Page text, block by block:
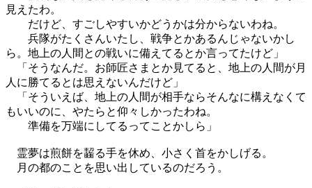
見えたわ。
だけど、すごしやすいかどうかは分からないわね。
兵隊がたくさんいたし、戦争とかあるんじゃないかし
ら。地上の人間との戦いに備えてるとか言ってたけど」
「そうなんだ。お師匠さまとか見てると、地上の人間が月
人に勝てるとは思えないんだけど」
「そういえば、地上の人間が相手ならそんなに構えなくて
もいいのに、やたらと仰々しかったわね。
準備を万端にしてるってことかしら」
霊夢は煎餅を齧る手を休め、小さく首をかしげる。
月の都のことを思い出しているのだろう。